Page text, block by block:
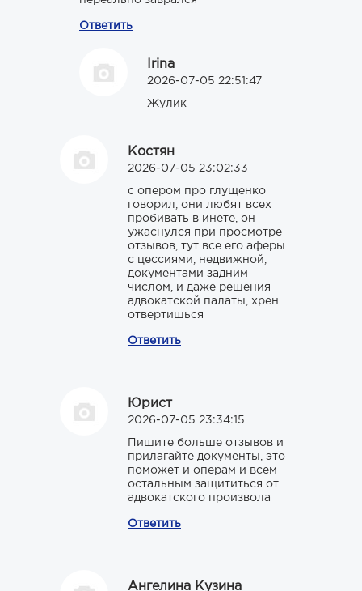
Ответить
Irina
2026-07-05 22:51:47
Жулик
Костян
2026-07-05 23:02:33
с опером про глущенко
говорил, они любят всех
пробивать в инете, он
ужаснулся при просмотре
отзывов, тут все его аферы
с цессиями, недвижной,
документами задним
числом, и даже решения
адвокатской палаты, хрен
отвертишься
Ответить
Юрист
2026-07-05 23:34:15
Пишите больше отзывов и
прилагайте документы, это
поможет и операм и всем
остальным защититься от
адвокатского произвола
Ответить
Ангелина Кузина